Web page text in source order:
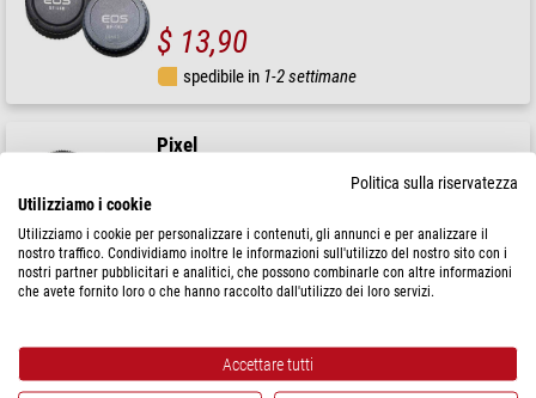
$ 13,90
spedibile in 1-2 settimane
Pixel
Copriobiettivo anteriore BF-15B per Nikon
$ 12,90
spedibile in1-2 settimane
Protezione Antipolvere Copriobiettivo posteriore BF-14L +
Copriobiettivo anteriore BF-14B per Sony
Politica sulla riservatezza
Utilizziamo i cookie
Utilizziamo i cookie per personalizzare i contenuti, gli annunci e per analizzare il
nostro traffico. Condividiamo inoltre le informazioni sull'utilizzo del nostro sito con i
nostri partner pubblicitari e analitici, che possono combinarle con altre informazioni
che avete fornito loro o che hanno raccolto dall'utilizzo dei loro servizi.
Accettare tutti